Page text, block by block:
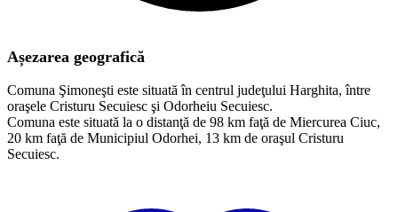
Așezarea geografică
Comuna Şimoneşti este situată în centrul judeţului Harghita, între
oraşele Cristuru Secuiesc şi Odorheiu Secuiesc.
Comuna este situată la o distanţă de 98 km faţă de Miercurea Ciuc,
20 km faţă de Municipiul Odorhei, 13 km de oraşul Cristuru
Secuiesc.